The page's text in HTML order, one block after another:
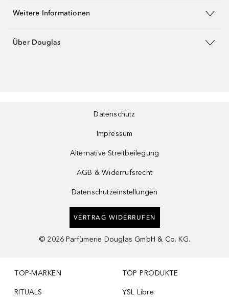
Weitere Informationen
Über Douglas
Datenschutz
Impressum
Alternative Streitbeilegung
AGB & Widerrufsrecht
Datenschutzeinstellungen
VERTRAG WIDERRUFEN
© 2026 Parfümerie Douglas GmbH & Co. KG.
TOP-MARKEN
RITUALS
TOP PRODUKTE
YSL Libre